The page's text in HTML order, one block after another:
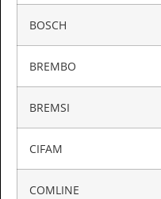
BOSCH
BREMBO
BREMSI
CIFAM
COMLINE